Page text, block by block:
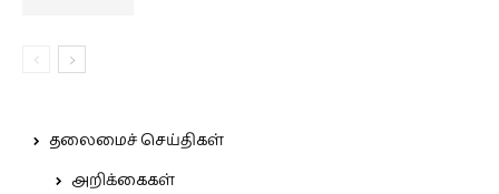
தலைமைச் செய்திகள்
அறிக்கைகள்